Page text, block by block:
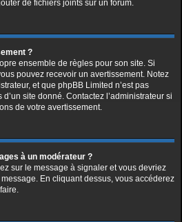
de fichiers joints sur un forum.
?
ensemble de règles pour son site. Si
pouvez recevoir un avertissement. Notez
et que phpBB Limited n’est pas
site donné. Contactez l’administrateur si
de votre avertissement.
à un modérateur ?
sur le message à signaler et vous devriez
En cliquant dessus, vous accéderez